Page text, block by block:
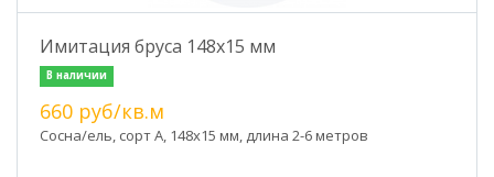
Имитация бруса 148х15 мм
В наличии
660 руб/кв.м
Сосна/ель, сорт А, 148х15 мм, длина 2-6 метров